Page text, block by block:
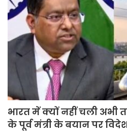
भारत में क्यों नहीं चली अभी
के पूर्व मंत्री के बयान पर